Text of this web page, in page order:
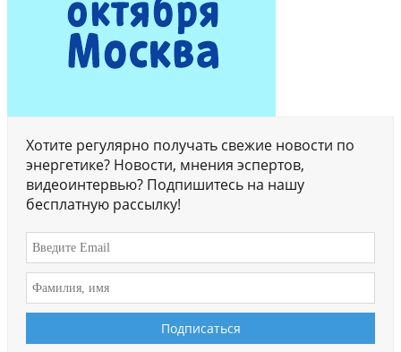
Хотите регулярно получать свежие новости по
энергетике? Новости, мнения эспертов,
видеоинтервью? Подпишитесь на нашу
бесплатную рассылку!